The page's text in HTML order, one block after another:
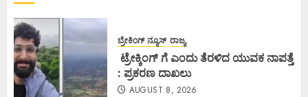
ಬ್ರೇಕಿಂಗ್ ನ್ಯೂಸ್ ರಾಜ್ಯ
ಟ್ರೇಕ್ಕಿಂಗ್ ಗೆ ಎಂದು ತೆರಳಿದ ಯುವಕ ನಾಪತ್ತೆ
: ಪ್ರಕರಣ ದಾಖಲು
AUGUST 8, 2026